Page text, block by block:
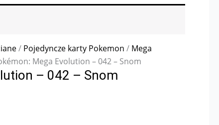
/ Pojedyncze karty Pokemon / Mega
Mega Evolution – 042 – Snom
– 042 – Snom